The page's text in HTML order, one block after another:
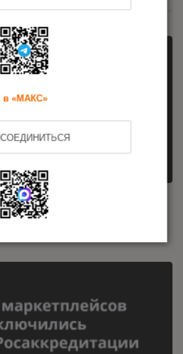
крупнейшие в стране
в «МАКС»